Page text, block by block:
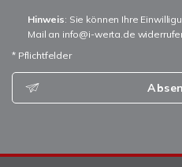
Hinweis: Sie können Ihre
Mail an info@i-werta.de
* Pflichtfelder